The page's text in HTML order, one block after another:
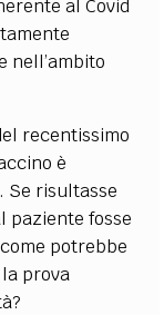
al Covid
nell’ambito
recentissimo
è
risultasse
paziente fosse
potrebbe
prova